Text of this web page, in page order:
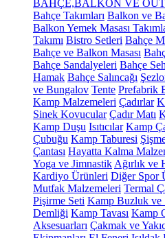
BAHÇE,BALKON VE
Bahçe Takımları Balkon ve
Balkon Yemek Masası
Takımı Bistro Setleri Bahçe
Bahçe ve Balkon Masası
Bahçe Sandalyeleri Bahçe
Hamak Bahçe Salıncağı
ve Bungalov Tente Prefabrik
Kamp Malzemeleri Çadırlar
Sinek Kovucular Çadır Matı
Kamp Duşu Isıtıcılar Kamp
Çubuğu Kamp Taburesi
Çantası Hayatta Kalma
Yoga ve Jimnastik Ağırlık ve
Kardiyo Ürünleri Diğer Spor
Mutfak Malzemeleri Termal
Pişirme Seti Kamp Buzluk ve
Demliği Kamp Tavası Kamp
Aksesuarları Çakmak ve